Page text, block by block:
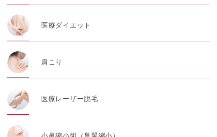
医療ダイエット
肩こり
医療レーザー脱毛
小鼻縮小術（鼻翼縮小）